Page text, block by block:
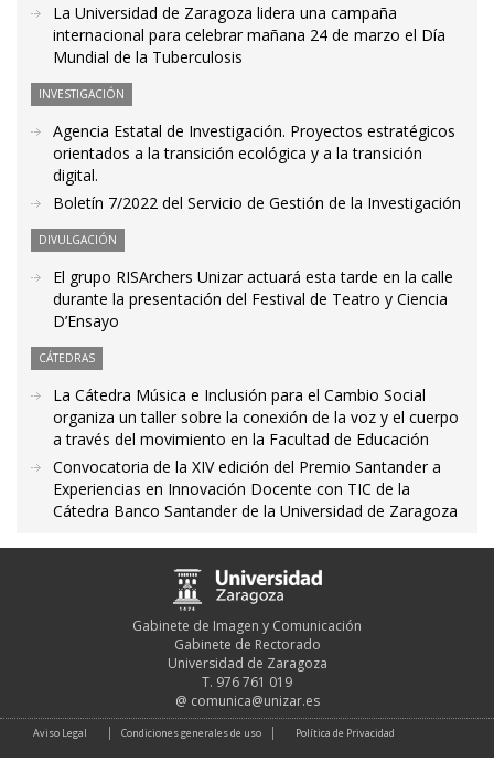
La Universidad de Zaragoza lidera una campaña
internacional para celebrar mañana 24 de marzo el Día
Mundial de la Tuberculosis
INVESTIGACIÓN
Agencia Estatal de Investigación. Proyectos estratégicos
orientados a la transición ecológica y a la transición
digital.
Boletín 7/2022 del Servicio de Gestión de la Investigación
DIVULGACIÓN
El grupo RISArchers Unizar actuará esta tarde en la calle
durante la presentación del Festival de Teatro y Ciencia
D’Ensayo
CÁTEDRAS
La Cátedra Música e Inclusión para el Cambio Social
organiza un taller sobre la conexión de la voz y el cuerpo
a través del movimiento en la Facultad de Educación
Convocatoria de la XIV edición del Premio Santander a
Experiencias en Innovación Docente con TIC de la
Cátedra Banco Santander de la Universidad de Zaragoza
Gabinete de Imagen y Comunicación
Gabinete de Rectorado
Universidad de Zaragoza
T. 976 761 019
@ comunica@unizar.es
Aviso Legal Condiciones generales de uso Política de Privacidad